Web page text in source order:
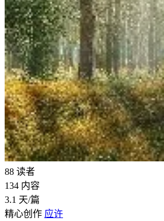
88 读者
134 内容
3.1 天/篇
精心创作 应许